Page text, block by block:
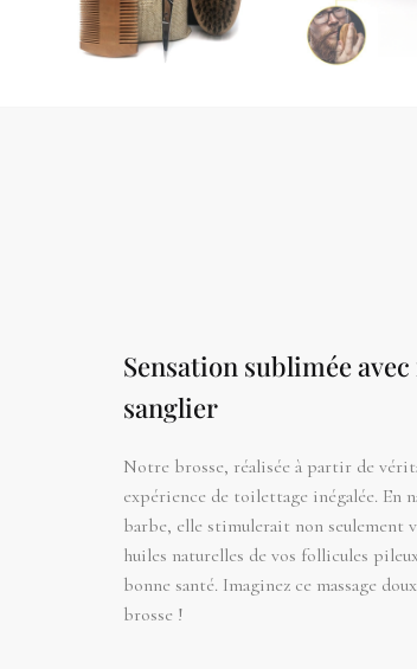
Sensation sublimée
sanglier
Notre brosse, réalisée à partir de
expérience de toilettage inégalée. En
barbe, elle stimulerait non seulement
huiles naturelles de vos follicules
bonne santé. Imaginez ce massage
brosse !